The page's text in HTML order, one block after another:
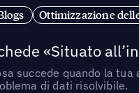
Ottimizzazione
«Situato
succede quando la
di dati risolvibile.